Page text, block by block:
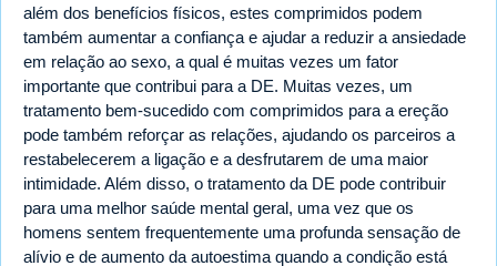
além dos benefícios físicos, estes comprimidos podem
também aumentar a confiança e ajudar a reduzir a ansiedade
em relação ao sexo, a qual é muitas vezes um fator
importante que contribui para a DE. Muitas vezes, um
tratamento bem-sucedido com comprimidos para a ereção
pode também reforçar as relações, ajudando os parceiros a
restabelecerem a ligação e a desfrutarem de uma maior
intimidade. Além disso, o tratamento da DE pode contribuir
para uma melhor saúde mental geral, uma vez que os
homens sentem frequentemente uma profunda sensação de
alívio e de aumento da autoestima quando a condição está